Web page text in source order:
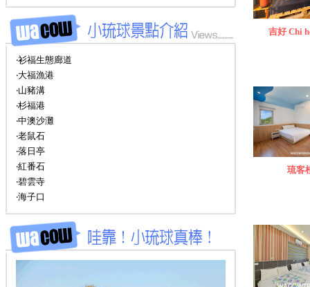
‧衫福生態廊道
‧大福漁港
‧山豬溝
‧杉福港
‧中澳沙灘
‧老鼠石
‧落日亭
‧紅番石
‧碧雲寺
‧海子口
吉好 Chi
琉客